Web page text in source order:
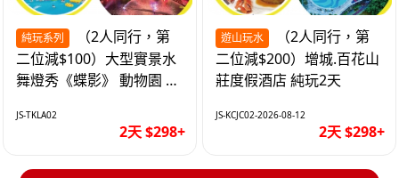
純玩系列
二位減$100）大型實景水
舞燈秀《蝶影》 動物園 水
純玩2天
JS-TKLA02
2天 $298+
遊山玩水
二位減$200）增城.百花山
莊度假酒店 純玩2天
JS-KCJC02-2026-08-12
2天 $298+